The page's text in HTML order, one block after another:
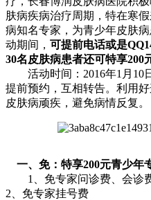
肤病疾病治疗周期，特在寒
病知名专家，为青少年皮肤
动期间， 可提前电话或是
30名皮肤病患者还可特享200
活动时间：2016年1月10
提前预约，互相转告。利用
皮肤病顽疾，避免病情反复。
一、免：特享200元青少年
1、免专家问诊费、会诊
2、免专家挂号费